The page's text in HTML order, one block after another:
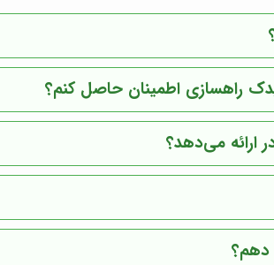
راهسازی اطمینان حاصل کنم؟
ارائه می‌دهد؟
دهم؟